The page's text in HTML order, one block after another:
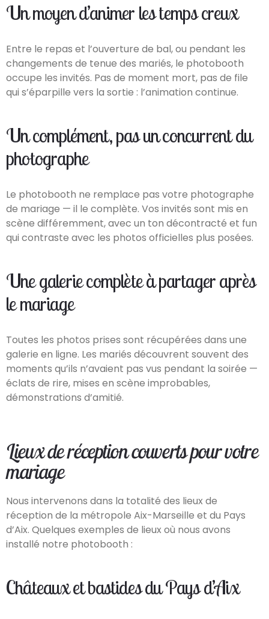
Un moyen d’animer les temps creux
Entre le repas et l’ouverture de bal, ou pendant les
changements de tenue des mariés, le photobooth
occupe les invités. Pas de moment mort, pas de file
qui s’éparpille vers la sortie : l’animation continue.
Un complément, pas un concurrent du
photographe
Le photobooth ne remplace pas votre photographe
de mariage — il le complète. Vos invités sont mis en
scène différemment, avec un ton décontracté et fun
qui contraste avec les photos officielles plus posées.
Une galerie complète à partager après
le mariage
Toutes les photos prises sont récupérées dans une
galerie en ligne. Les mariés découvrent souvent des
moments qu’ils n’avaient pas vus pendant la soirée —
éclats de rire, mises en scène improbables,
démonstrations d’amitié.
Lieux de réception couverts pour votre
mariage
Nous intervenons dans la totalité des lieux de
réception de la métropole Aix-Marseille et du Pays
d’Aix. Quelques exemples de lieux où nous avons
installé notre photobooth :
Châteaux et bastides du Pays d’Aix